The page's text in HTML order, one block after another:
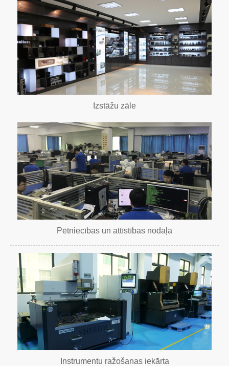
Izstāžu zāle
Pētniecības un attīstības nodaļa
Instrumentu ražošanas iekārta